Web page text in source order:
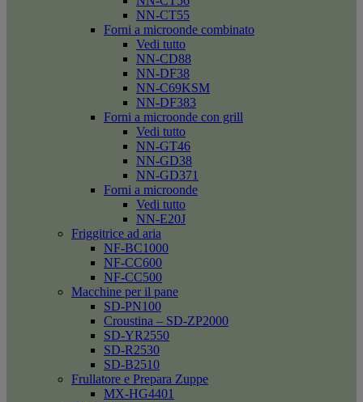
NN-CT55
Forni a microonde combinato
Vedi tutto
NN-CD88
NN-DF38
NN-C69KSM
NN-DF383
Forni a microonde con grill
Vedi tutto
NN-GT46
NN-GD38
NN-GD371
Forni a microonde
Vedi tutto
NN-E20J
Friggitrice ad aria
NF-BC1000
NF-CC600
NF-CC500
Macchine per il pane
SD-PN100
Croustina – SD-ZP2000
SD-YR2550
SD-R2530
SD-B2510
Frullatore e Prepara Zuppe
MX-HG4401